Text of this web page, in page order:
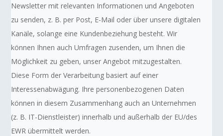
Newsletter mit relevanten Informationen und Angeboten
zu senden, z. B. per Post, E-Mail oder über unsere digitalen
Kanäle, solange eine Kundenbeziehung besteht. Wir
können Ihnen auch Umfragen zusenden, um Ihnen die
Möglichkeit zu geben, unser Angebot mitzugestalten.
Diese Form der Verarbeitung basiert auf einer
Interessenabwägung. Ihre personenbezogenen Daten
können in diesem Zusammenhang auch an Unternehmen
(z. B. IT-Dienstleister) innerhalb und außerhalb der EU/des
EWR übermittelt werden.